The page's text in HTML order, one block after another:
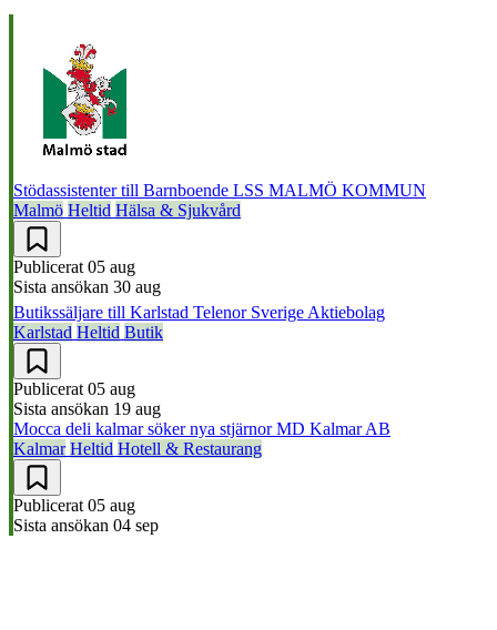
Stödassistenter till Barnboende LSS MALMÖ KOMMUN
Malmö Heltid Hälsa & Sjukvård
Publicerat 05 aug
Sista ansökan 30 aug
Butikssäljare till Karlstad Telenor Sverige Aktiebolag
Karlstad Heltid Butik
Publicerat 05 aug
Sista ansökan 19 aug
Mocca deli kalmar söker nya stjärnor MD Kalmar AB
Kalmar Heltid Hotell & Restaurang
Publicerat 05 aug
Sista ansökan 04 sep